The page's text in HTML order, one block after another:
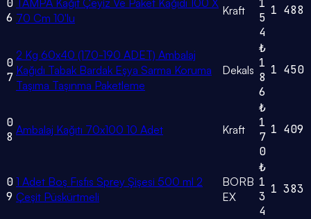
0
6 70 Cm 10'lu
Kraft
1
5
4
1 488
0
7
2 Kg 60x40 (170-190 ADET) Ambalaj
Kağıdı Tabak Bardak Eşya Sarma Koruma
Taşıma Taşınma Paketleme
Dekals
₺
1
8
6
1 450
0
8 Ambalaj Kağıtı 70x100 10 Adet Kraft
₺
1
7
0
1 409
0
9
1 Adet Boş Fısfıs Sprey Şişesi 500 ml 2
Çeşit Püskürtmeli
BORB
EX
₺
1
3
4
1 383